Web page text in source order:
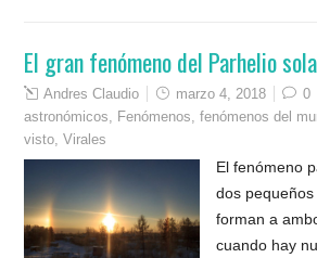
El gran fenómeno del Parhelio
Andres Claudio marzo 4, 2018 0
astronómicos
Fenómenos ,fenómenos del
visto ,Virales
El fenómeno
dos
forman a
cuando hay